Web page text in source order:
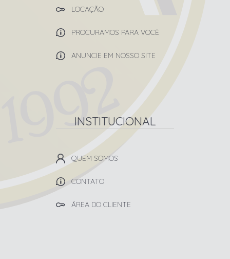
LOCAÇÃO
PROCURAMOS PARA VOCÊ
ANUNCIE EM NOSSO SITE
INSTITUCIONAL
QUEM SOMOS
CONTATO
ÁREA DO CLIENTE